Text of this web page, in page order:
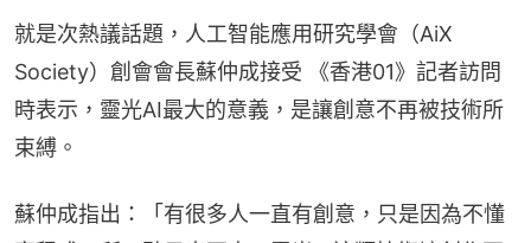
就是次熱議話題，人工智能應用研究學會（AiX
Society）創會會長蘇仲成接受 《香港01》記者訪問
時表示，靈光AI最大的意義，是讓創意不再被技術所
束縛。
蘇仲成指出：「有很多人一直有創意，只是因為不懂